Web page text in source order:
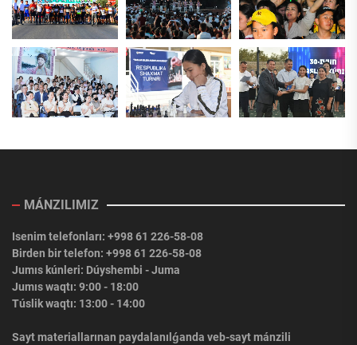
MÁNZILIMIZ
Isenim telefonları: +998 61 226-58-08
Birden bir telefon: +998 61 226-58-08
Jumıs kúnleri: Dúyshembi - Juma
Jumıs waqtı: 9:00 - 18:00
Túslik waqtı: 13:00 - 14:00
Sayt materiallarınan paydalanılǵanda veb-sayt mánzili